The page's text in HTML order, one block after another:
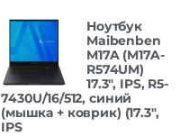
Ноутбук
Maibenben
M17A (M17A-
R574UM)
17.3", IPS, R5-
7430U/16/512, синий
(мышка + коврик) (17.3",
IPS